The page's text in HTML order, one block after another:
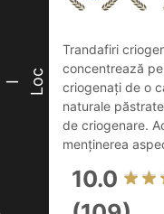
I Loc
Trandafiri
concentrează
criogenați de o
naturale
de criogenare.
menținerea
10.0